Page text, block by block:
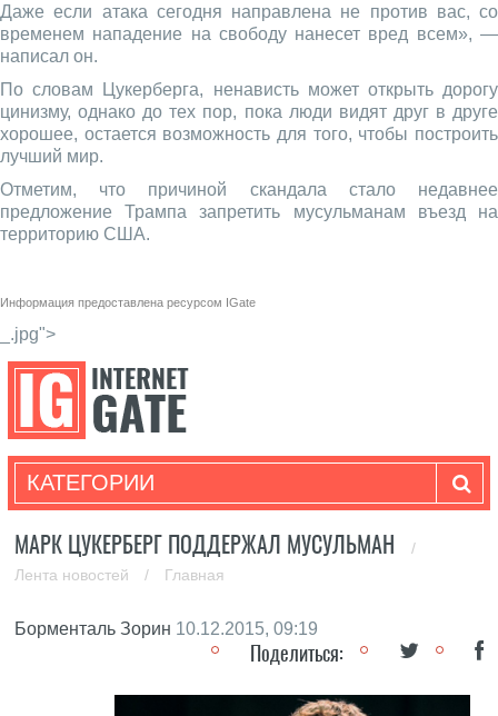
Даже если атака сегодня направлена не против вас, со
временем нападение на свободу нанесет вред всем», —
написал он.
По словам Цукерберга, ненависть может открыть дорогу
цинизму, однако до тех пор, пока люди видят друг в друге
хорошее, остается возможность для того, чтобы построить
лучший мир.
Отметим, что причиной скандала стало недавнее
предложение Трампа запретить мусульманам въезд на
территорию США.
Информация предоставлена ресурсом IGate
_.jpg">
КАТЕГОРИИ
МАРК ЦУКЕРБЕРГ ПОДДЕРЖАЛ МУСУЛЬМАН
/
Лента новостей
/ Главная
Борменталь Зорин 10.12.2015, 09:19
Поделиться: